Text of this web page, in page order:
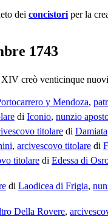
dei concistori per la
1743
creò venticinque
y Mendoza,
di Iconio, nunzio
titolare di Damiata
, arcivescovo titolare di
titolare di Edessa di
di Laodicea di Frigia,
Della Rovere,